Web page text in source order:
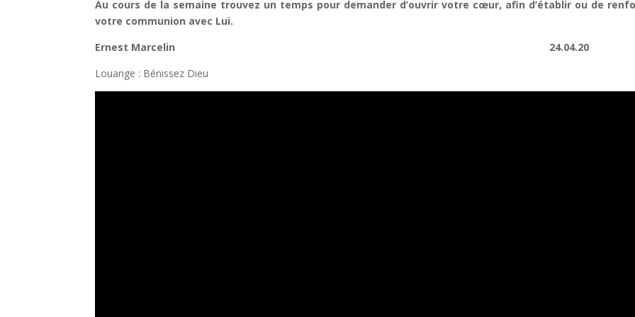
Au cours de la semaine trouvez un temps pour demander d’ouvrir votre cœur, afin d’établir ou de
votre communion avec Lui.
Ernest Marcelin 24.04.20
Louange : Bénissez Dieu